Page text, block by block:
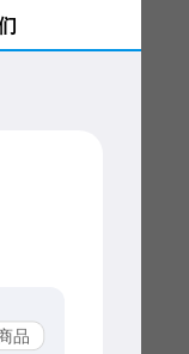
品